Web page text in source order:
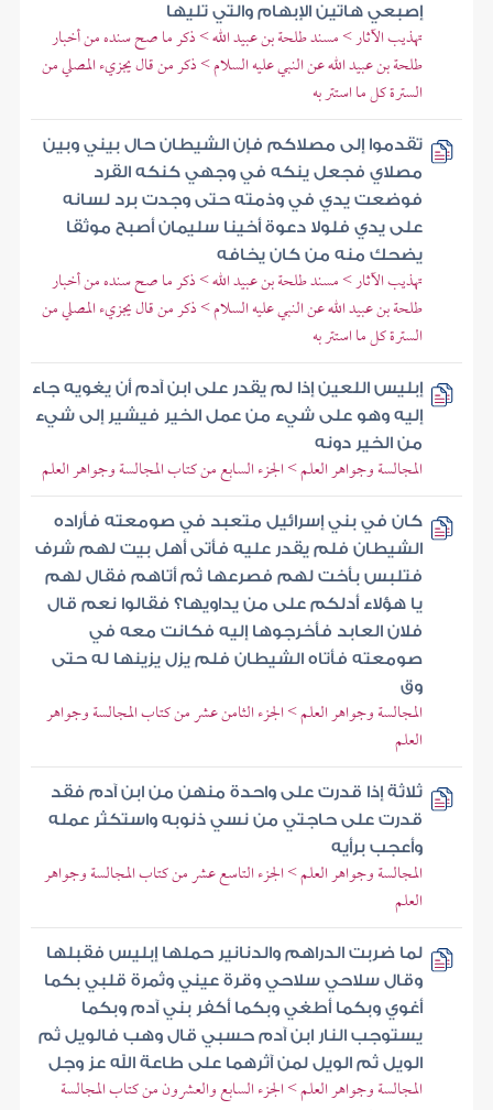
إصبعي هاتين الإبهام والتي تليها
تهذيب الآثار > مسند طلحة بن عبيد الله > ذكر ما صح سنده من أخبار
طلحة بن عبيد الله عن النبي عليه السلام > ذكر من قال يجزيء المصلي من
السترة كل ما استتر به
تقدموا إلى مصلاكم فإن الشيطان حال بيني وبين
مصلاي فجعل ينكه في وجهي كنكه القرد
فوضعت يدي في وذمته حتى وجدت برد لسانه
على يدي فلولا دعوة أخينا سليمان أصبح موثقا
يضحك منه من كان يخافه
تهذيب الآثار > مسند طلحة بن عبيد الله > ذكر ما صح سنده من أخبار
طلحة بن عبيد الله عن النبي عليه السلام > ذكر من قال يجزيء المصلي من
السترة كل ما استتر به
إبليس اللعين إذا لم يقدر على ابن آدم أن يغويه جاء
إليه وهو على شيء من عمل الخير فيشير إلى شيء
من الخير دونه
المجالسة وجواهر العلم > الجزء السابع من كتاب المجالسة وجواهر العلم
كان في بني إسرائيل متعبد في صومعته فأراده
الشيطان فلم يقدر عليه فأتى أهل بيت لهم شرف
فتلبس بأخت لهم فصرعها ثم أتاهم فقال لهم
يا هؤلاء أدلكم على من يداويها؟ فقالوا نعم قال
فلان العابد فأخرجوها إليه فكانت معه في
صومعته فأتاه الشيطان فلم يزل يزينها له حتى
وق
المجالسة وجواهر العلم > الجزء الثامن عشر من كتاب المجالسة وجواهر
العلم
ثلاثة إذا قدرت على واحدة منهن من ابن آدم فقد
قدرت على حاجتي من نسي ذنوبه واستكثر عمله
وأعجب برأيه
المجالسة وجواهر العلم > الجزء التاسع عشر من كتاب المجالسة وجواهر
العلم
لما ضربت الدراهم والدنانير حملها إبليس فقبلها
وقال سلاحي سلاحي وقرة عيني وثمرة قلبي بكما
أغوي وبكما أطغي وبكما أكفر بني آدم وبكما
يستوجب النار ابن آدم حسبي قال وهب فالويل ثم
الويل ثم الويل لمن آثرهما على طاعة الله عز وجل
المجالسة وجواهر العلم > الجزء السابع والعشرون من كتاب المجالسة